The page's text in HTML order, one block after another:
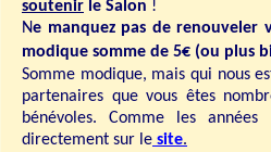
soutenir le Salon !
Ne manquez pas de
modique somme de 5€ (ou plus
Somme modique, mais qui nous
partenaires que vous êtes
bénévoles.
Comme les années
directement sur le site.